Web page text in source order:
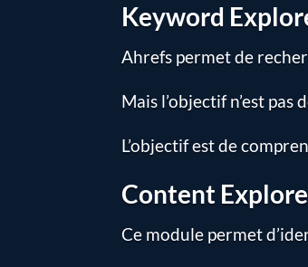
Keyword
Ahrefs permet de
Mais l’objectif n’est pas
L’objectif est de
Content
Ce module permet